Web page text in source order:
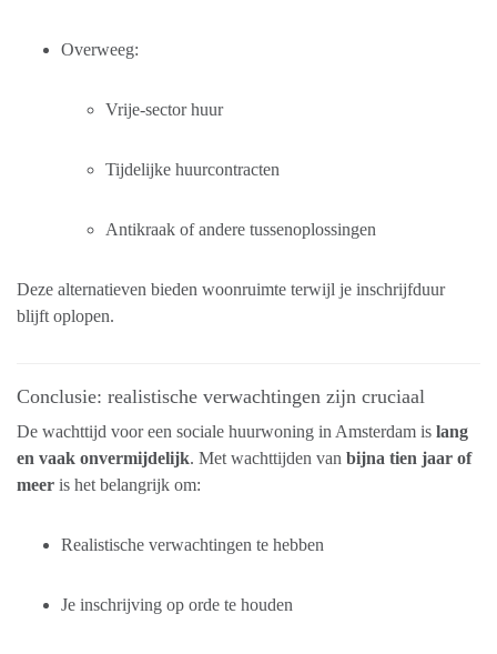
Overweeg:
Vrije-sector huur
Tijdelijke huurcontracten
Antikraak of andere tussenoplossingen
Deze alternatieven bieden woonruimte terwijl je inschrijfduur
blijft oplopen.
Conclusie: realistische verwachtingen zijn cruciaal
De wachttijd voor een sociale huurwoning in Amsterdam is lang
en vaak onvermijdelijk. Met wachttijden van bijna tien jaar of
meer is het belangrijk om:
Realistische verwachtingen te hebben
Je inschrijving op orde te houden